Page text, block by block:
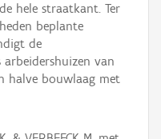
hele straatkant. Ter
beplante
de
arbeidershuizen van
halve bouwlaag met